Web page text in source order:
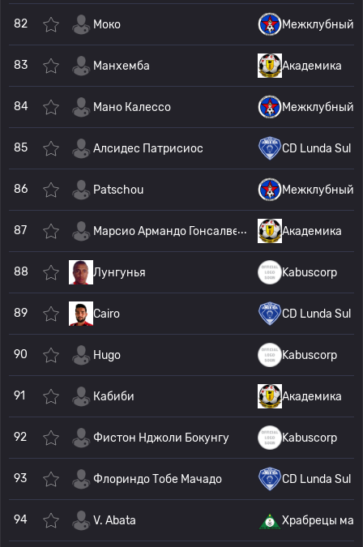
82 Моко Межклубный
83 Манхемба Академика
84 Мано Калессо Межклубный
85 Алсидес Патрисиос CD Lunda Sul
86 Patschou Межклубный
87 Марсио Армандо Гонсалвес ЛувамАкадемика
88 Лунгунья Kabuscorp
89 Cairo CD Lunda Sul
90 Hugo Kabuscorp
91 Кабиби Академика
92 Фистон Нджоли Бокунгу Kabuscorp
93 Флориндо Тобе Мачадо CD Lunda Sul
94 V. Abata Храбрецы